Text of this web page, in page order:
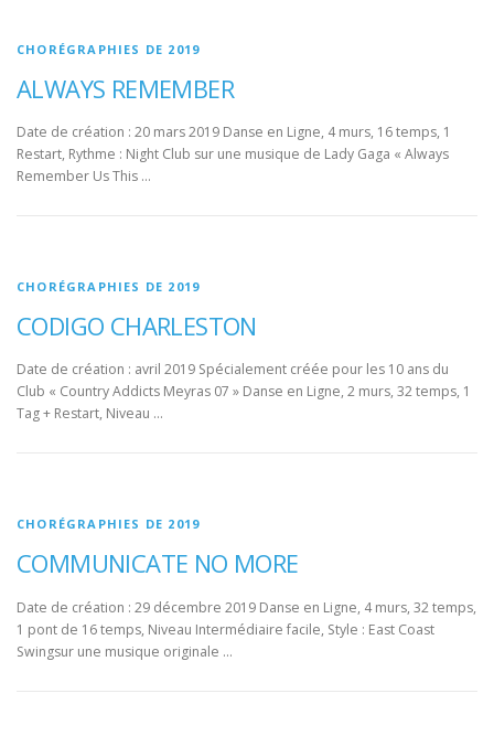
CHORÉGRAPHIES DE 2019
ALWAYS REMEMBER
Date de création : 20 mars 2019 Danse en Ligne, 4 murs, 16 temps, 1
Restart, Rythme : Night Club sur une musique de Lady Gaga « Always
Remember Us This …
CHORÉGRAPHIES DE 2019
CODIGO CHARLESTON
Date de création : avril 2019 Spécialement créée pour les 10 ans du
Club « Country Addicts Meyras 07 » Danse en Ligne, 2 murs, 32 temps, 1
Tag + Restart, Niveau …
CHORÉGRAPHIES DE 2019
COMMUNICATE NO MORE
Date de création : 29 décembre 2019 Danse en Ligne, 4 murs, 32 temps,
1 pont de 16 temps, Niveau Intermédiaire facile, Style : East Coast
Swingsur une musique originale …